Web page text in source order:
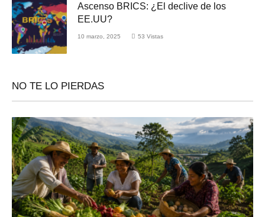
Ascenso BRICS: ¿El declive de los
EE.UU?
10 marzo, 2025 53 Vistas
NO TE LO PIERDAS